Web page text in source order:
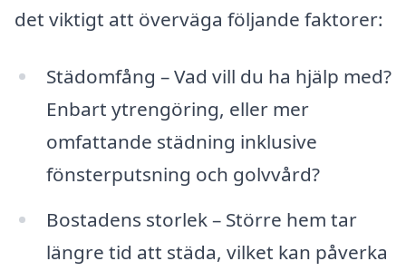
det viktigt att överväga följande faktorer:
Städomfång – Vad vill du ha hjälp med?
Enbart ytrengöring, eller mer
omfattande städning inklusive
fönsterputsning och golvvård?
Bostadens storlek – Större hem tar
längre tid att städa, vilket kan påverka